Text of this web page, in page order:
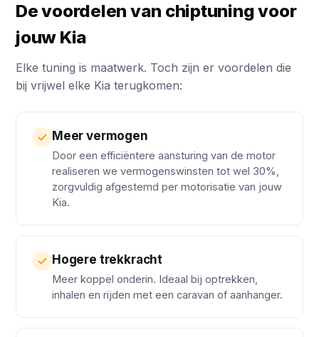
De voordelen van chiptuning voor
jouw Kia
Elke tuning is maatwerk. Toch zijn er voordelen die
bij vrijwel elke Kia terugkomen:
Meer vermogen
Door een efficiëntere aansturing van de motor
realiseren we vermogenswinsten tot wel 30%,
zorgvuldig afgestemd per motorisatie van jouw
Kia.
Hogere trekkracht
Meer koppel onderin. Ideaal bij optrekken,
inhalen en rijden met een caravan of aanhanger.